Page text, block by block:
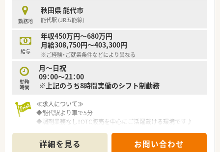
ます。
【想定される業務内容】
■処方箋に基づく調剤業務やレセプト業務に加え、併設された
OTCコーナーでの一般用医薬品の販売やカウンセリングを行い
ます。
■地域の患者様からの多種多様な健康相談に対応することで、セ
ルフメディケーションの推進に直接貢献することが期待されま
す。
■漢方の取り扱いも積極的に促進しているため、通常の調剤薬局
す。
勤務地
秋田県 能代市
能代駅 (JR五能線)
給与
年収450万円～680万円
月給308,750円～403,300円
※ご経験・ご就業条件などにより異なる
勤務
時間
月～日祝
09：00～21：00
※上記のうち8時間実働のシフト制勤務
≪求人について≫
◆能代駅より車で5分
◆調剤業務なし！OTC販売を中心にご活躍戴ける環境です♪
お気軽にお問合せください◎
詳細を見る お問い合わせ